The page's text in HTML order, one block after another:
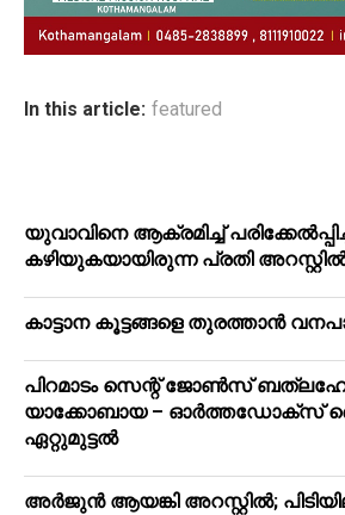
In this article: featured
യുവാവിനെ ആക്രമിച്ച്
കഴിയുകയായിരുന്ന പ്രതി
കാട്ടാന കൂട്ടങ്ങളെ തുരത്താന്‍
പിറമാടം സെന്റ് ജോണ്‍സ്
യാക്കോബായ – ഓര്‍ത്തഡോക്‌സ്
ഏറ്റുമുട്ടല്‍
അർജുൻ ആയങ്കി അറസ്റ്റിൽ;